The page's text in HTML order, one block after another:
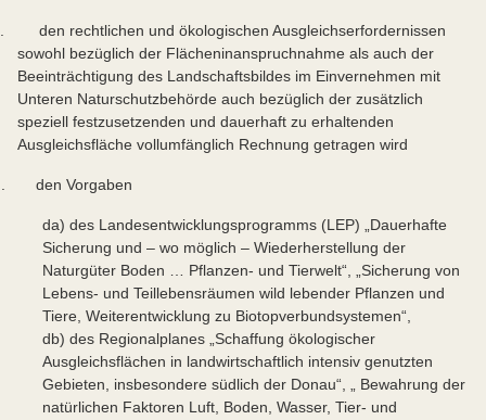
den rechtlichen und ökologischen Ausgleichserfordernissen
sowohl bezüglich der Flächeninanspruchnahme als auch der
Beeinträchtigung des Landschaftsbildes im Einvernehmen mit
Unteren Naturschutzbehörde auch bezüglich der zusätzlich
speziell festzusetzenden und dauerhaft zu erhaltenden
Ausgleichsfläche vollumfänglich Rechnung getragen wird
den Vorgaben
da) des Landesentwicklungsprogramms (LEP) „Dauerhafte
Sicherung und – wo möglich – Wiederherstellung der
Naturgüter Boden … Pflanzen- und Tierwelt“, „Sicherung von
Lebens- und Teillebensräumen wild lebender Pflanzen und
Tiere, Weiterentwicklung zu Biotopverbundsystemen“,
db) des Regionalplanes „Schaffung ökologischer
Ausgleichsflächen in landwirtschaftlich intensiv genutzten
Gebieten, insbesondere südlich der Donau“, „ Bewahrung der
natürlichen Faktoren Luft, Boden, Wasser, Tier- und